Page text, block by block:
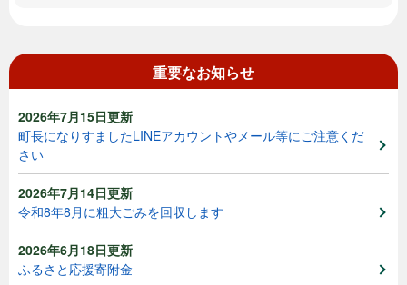
重要なお知らせ
2026年7月15日更新
町長になりすましたLINEアカウントやメール等にご注意くだ
さい
2026年7月14日更新
令和8年8月に粗大ごみを回収します
2026年6月18日更新
ふるさと応援寄附金